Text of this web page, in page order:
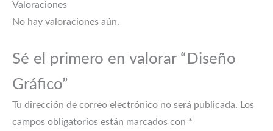
Valoraciones
No hay valoraciones aún.
Sé el primero en valorar “Diseño
Gráfico”
Tu dirección de correo electrónico no será publicada. Los
campos obligatorios están marcados con *